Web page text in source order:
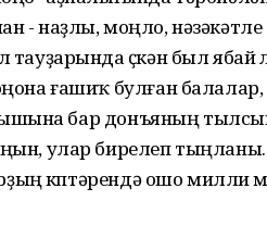
- наҙлы, моңло,
үҫкән был ябай
ғашиҡ булған
бар донъяның
улар бирелеп
күптәрендә ошо